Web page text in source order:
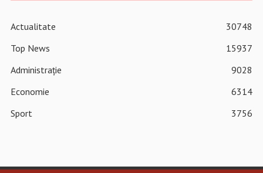
Actualitate
30748
Top News
15937
Administrație
9028
Economie
6314
Sport
3756